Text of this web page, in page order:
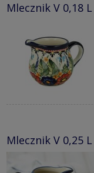
Mlecznik V 0,18
Mlecznik V 0,25